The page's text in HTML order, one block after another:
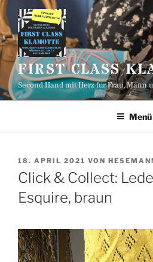
Zum
Inhalt
springen
FIRST CLASS
Second Hand mit Herz für Frau,
Menü
VERÖFFENTLICHT
AM
18. APRIL 2021 VON
Click & Collect:
Esquire, braun